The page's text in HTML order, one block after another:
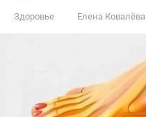
Здоровье Елена Ковалёва